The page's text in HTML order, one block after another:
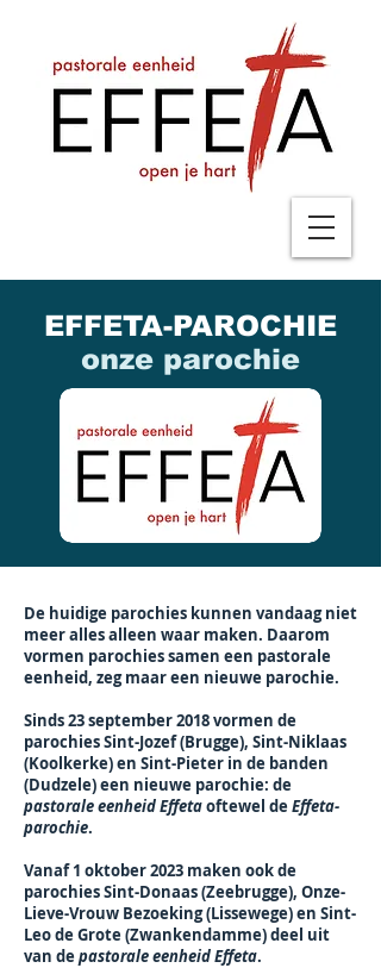
EFFETA-PAROCHIE
onze parochie
De huidige parochies kunnen vandaag niet
meer alles alleen waar maken. Daarom
vormen parochies samen een pastorale
eenheid, zeg maar een nieuwe parochie.
Sinds 23 september 2018 vormen de
parochies Sint-Jozef (Brugge), Sint-Niklaas
(Koolkerke) en Sint-Pieter in de banden
(Dudzele) een nieuwe parochie: de
pastorale eenheid Effetaoftewel de Effeta-
parochie.
Vanaf 1 oktober 2023 maken ook de
parochies Sint-Donaas (Zeebrugge), Onze-
Lieve-Vrouw Bezoeking (Lissewege) en Sint-
Leo de Grote (Zwankendamme) deel uit
van de pastorale eenheid Effeta.